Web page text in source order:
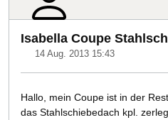
Isabella Coupe
14 Aug. 2013 15:43
Hallo, mein Coupe ist in der
das Stahlschiebedach kpl.